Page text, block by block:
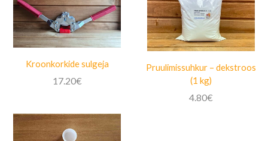
Kroonkorkide sulgeja
17.20€
Pruulimissuhkur – dekstroos
(1 kg)
4.80€